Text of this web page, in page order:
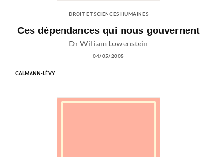
DROIT ET SCIENCES HUMAINES
Ces dépendances qui nous gouvernent
Dr William Lowenstein
04/05/2005
CALMANN-LÉVY